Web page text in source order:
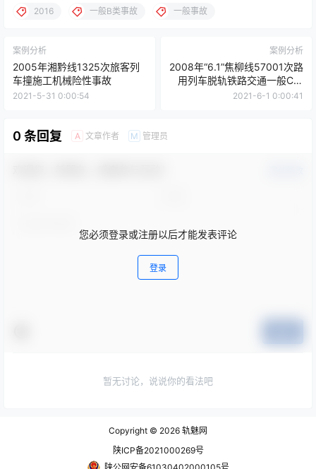
2016 一般B类事故 一般事故
案例分析
2005年湘黔线1325次旅客列
车撞施工机械险性事故
2021-5-31 0:00:54
案例分析
2008年“6.1”焦柳线57001次路
用列车脱轨铁路交通一般C类
事故
2021-6-1 0:00:41
0 条回复 A 文章作者 M 管理员
您必须登录或注册以后才能发表评论
登录
暂无讨论，说说你的看法吧
Copyright © 2026 轨魅网
陕ICP备2021000269号